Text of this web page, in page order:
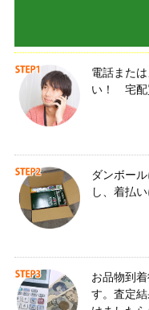
電話また
い！ 宅配
ダンボー
し、着払
お品物到
す。査定